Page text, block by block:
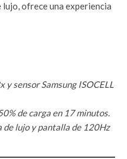
lujo, ofrece una experiencia
y sensor Samsung ISOCELL
de carga en 17 minutos.
lujo y pantalla de 120Hz